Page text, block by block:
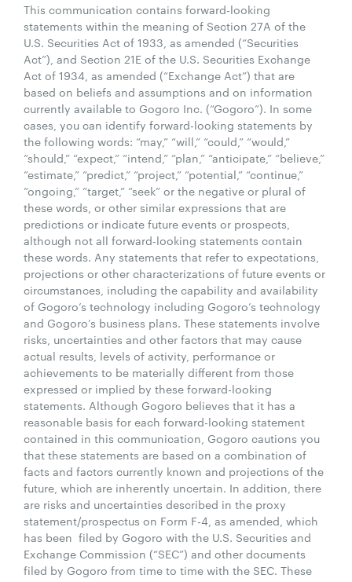
This communication contains forward-looking
statements within the meaning of Section 27A of the
U.S. Securities Act of 1933, as amended (“Securities
Act”), and Section 21E of the U.S. Securities Exchange
Act of 1934, as amended (“Exchange Act”) that are
based on beliefs and assumptions and on information
currently available to Gogoro Inc. (“Gogoro”). In some
cases, you can identify forward-looking statements by
the following words: “may,” “will,” “could,” “would,”
“should,” “expect,” “intend,” “plan,” “anticipate,” “believe,”
“estimate,” “predict,” “project,” “potential,” “continue,”
“ongoing,” “target,” “seek” or the negative or plural of
these words, or other similar expressions that are
predictions or indicate future events or prospects,
although not all forward-looking statements contain
these words. Any statements that refer to expectations,
projections or other characterizations of future events or
circumstances, including the capability and availability
of Gogoro’s technology including Gogoro’s technology
and Gogoro’s business plans. These statements involve
risks, uncertainties and other factors that may cause
actual results, levels of activity, performance or
achievements to be materially different from those
expressed or implied by these forward-looking
statements. Although Gogoro believes that it has a
reasonable basis for each forward-looking statement
contained in this communication, Gogoro cautions you
that these statements are based on a combination of
facts and factors currently known and projections of the
future, which are inherently uncertain. In addition, there
are risks and uncertainties described in the proxy
statement/prospectus on Form F-4, as amended, which
has been filed by Gogoro with the U.S. Securities and
Exchange Commission (“SEC”) and other documents
filed by Gogoro from time to time with the SEC. These